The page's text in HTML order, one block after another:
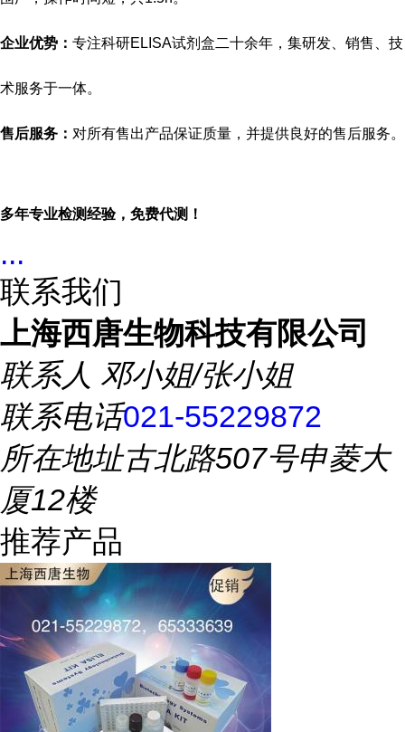
企业优势： 专注科研ELISA试剂盒二十余年，集研发、销售、技
术服务于一体。
售后服务： 对所有售出产品保证质量，并提供良好的售后服务。
多年专业检测经验，免费代测！
...
联系我们
上海西唐生物科技有限公司
联系人 邓小姐/张小姐
联系电话021-55229872
所在地址古北路507号申菱大
厦12楼
推荐产品